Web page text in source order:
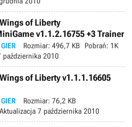
of Liberty
v1.1.2.16755 +3 Trainer
Rozmiar: 496,7 KB Pobrań: 1K
października 2010
of Liberty v1.1.1.16605
Rozmiar: 76,2 KB
Aktualizacja 7 października 2010